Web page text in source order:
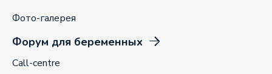
Фото-галерея
Форум для беременных
Call-centre